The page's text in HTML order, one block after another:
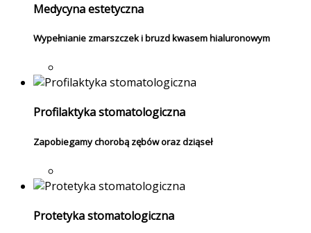
Medycyna estetyczna
Wypełnianie zmarszczek i bruzd kwasem hialuronowym
Profilaktyka stomatologiczna
Zapobiegamy chorobą zębów oraz dziąseł
Protetyka stomatologiczna